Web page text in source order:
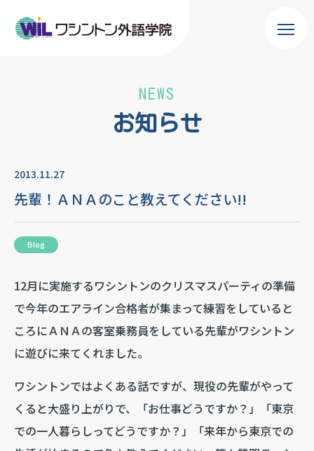
お知らせ
NEWS
2013.11.27
先輩！ＡＮＡのこと教えてください!!
Blog
12月に実施するワシントンのクリスマスパーティの準備
で今年のエアライン合格者が集まって練習をしていると
ころにＡＮＡの客室乗務員をしている先輩がワシントン
に遊びに来てくれました。
ワシントンではよくある話ですが、現役の先輩がやって
くると大盛り上がりで、「お仕事どうですか？」「東京
での一人暮らしってどうですか？」「来年から東京での